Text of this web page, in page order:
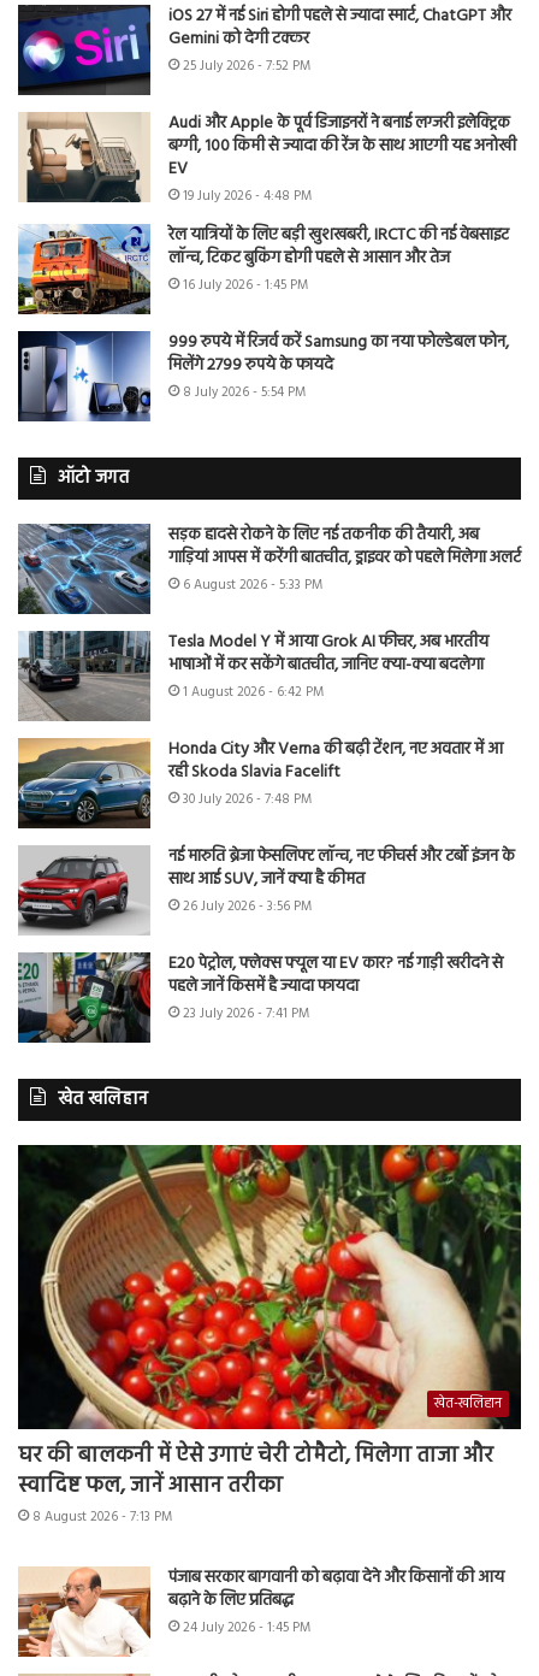
iOS 27 में नई Siri होगी पहले से ज्यादा स्मार्ट, ChatGPT और
Gemini को देगी टक्कर
25 July 2026 - 7:52 PM
Audi और Apple के पूर्व डिजाइनरों ने बनाई लग्जरी इलेक्ट्रिक
बग्गी, 100 किमी से ज्यादा की रेंज के साथ आएगी यह अनोखी
EV
19 July 2026 - 4:48 PM
रेल यात्रियों के लिए बड़ी खुशखबरी, IRCTC की नई वेबसाइट
लॉन्च, टिकट बुकिंग होगी पहले से आसान और तेज
16 July 2026 - 1:45 PM
999 रुपये में रिजर्व करें Samsung का नया फोल्डेबल फोन,
मिलेंगे 2799 रुपये के फायदे
8 July 2026 - 5:54 PM
ऑटो जगत
सड़क हादसे रोकने के लिए नई तकनीक की तैयारी, अब
गाड़ियां आपस में करेंगी बातचीत, ड्राइवर को पहले मिलेगा अलर्ट
6 August 2026 - 5:33 PM
Tesla Model Y में आया Grok AI फीचर, अब भारतीय
भाषाओं में कर सकेंगे बातचीत, जानिए क्या-क्या बदलेगा
1 August 2026 - 6:42 PM
Honda City और Verna की बढ़ी टेंशन, नए अवतार में आ
रही Skoda Slavia Facelift
30 July 2026 - 7:48 PM
नई मारुति ब्रेजा फेसलिफ्ट लॉन्च, नए फीचर्स और टर्बो इंजन के
साथ आई SUV, जानें क्या है कीमत
26 July 2026 - 3:56 PM
E20 पेट्रोल, फ्लेक्स फ्यूल या EV कार? नई गाड़ी खरीदने से
पहले जानें किसमें है ज्यादा फायदा
23 July 2026 - 7:41 PM
खेत खलिहान
खेत-खलिहान
घर की बालकनी में ऐसे उगाएं चेरी टोमैटो, मिलेगा ताजा और
स्वादिष्ट फल, जानें आसान तरीका
8 August 2026 - 7:13 PM
पंजाब सरकार बागवानी को बढ़ावा देने और किसानों की आय
बढ़ाने के लिए प्रतिबद्ध
24 July 2026 - 1:45 PM